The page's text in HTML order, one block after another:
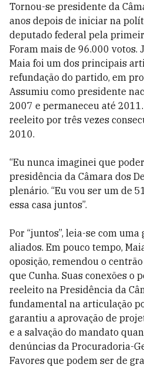
Tornou-se presidente da
anos depois de iniciar na
deputado federal pela
Foram mais de 96.000 votos.
Maia foi um dos principais
refundação do partido, em
Assumiu como presidente
2007 e permaneceu até
reeleito por três vezes
2010.
“Eu nunca imaginei que
presidência da Câmara dos
plenário. “Eu vou ser um de
essa casa juntos”.
Por “juntos”, leia-se com uma
aliados. Em pouco tempo,
oposição, remendou o
que Cunha. Suas conexões o
reeleito na Presidência da
fundamental na articulação
garantiu a aprovação de
e a salvação do mandato
denúncias da Procuradoria-
Favores que podem ser de